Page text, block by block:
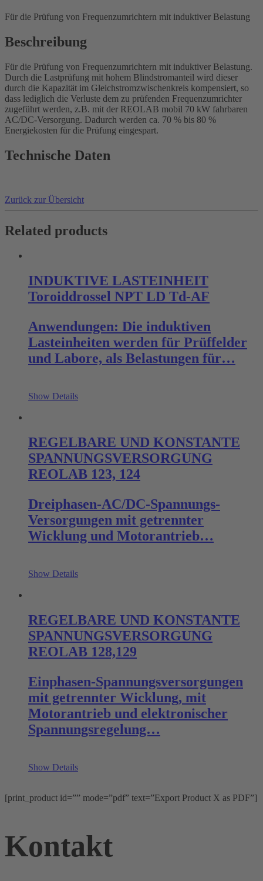
Für die Prüfung von Frequenzumrichtern mit induktiver Belastung
Beschreibung
Für die Prüfung von Frequenzumrichtern mit induktiver Belastung.
Durch die Lastprüfung mit hohem Blindstromanteil wird dieser
durch die Kapazität im Gleichstromzwischenkreis kompensiert, so
dass lediglich die Verluste dem zu prüfenden Frequenzumrichter
zugeführt werden, z.B. mit der REOLAB mobil 70 kW fahrbaren
AC/DC-Versorgung. Dadurch werden ca. 70 % bis 80 %
Energiekosten für die Prüfung eingespart.
Technische Daten
Zurück zur Übersicht
Related products
INDUKTIVE LASTEINHEIT
Toroiddrossel NPT LD Td-AF
Anwendungen: Die induktiven
Lasteinheiten werden für Prüffelder
und La­bore, als Belastungen für…
Show Details
REGELBARE UND KONSTANTE
SPANNUNGSVERSORGUNG
REOLAB 123, 124
Dreiphasen-AC/DC-Spannungs-
Versorgungen mit getrennter
Wicklung und Motorantrieb…
Show Details
REGELBARE UND KONSTANTE
SPANNUNGSVERSORGUNG
REOLAB 128,129
Einphasen-Spannungsversorgungen
mit getrennter Wicklung, mit
Motorantrieb und elektronischer
Spannungsregelung…
Show Details
[print_product id=”” mode=”pdf” text=”Export Product X as PDF”]
Kontakt